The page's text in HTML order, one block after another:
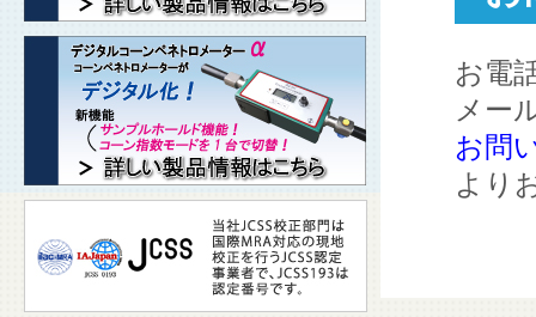
お電
メー
お問
より